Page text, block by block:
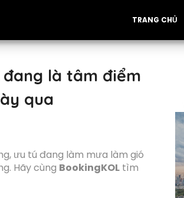
TRANG CHỦ
đang là tâm điểm
qua
ưu tú đang làm mưa làm gió
Hãy cùng BookingKOL tìm